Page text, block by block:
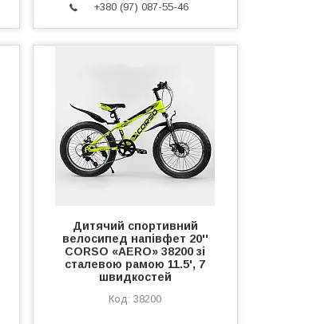
+380 (97) 087-55-46
Дитячий спортивний
велосипед напівфет 20''
CORSO «AERO» 38200 зі
сталевою рамою 11.5', 7
швидкостей
38200